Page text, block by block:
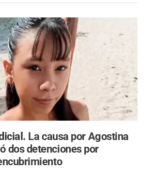
La causa por Agostina
dos detenciones por